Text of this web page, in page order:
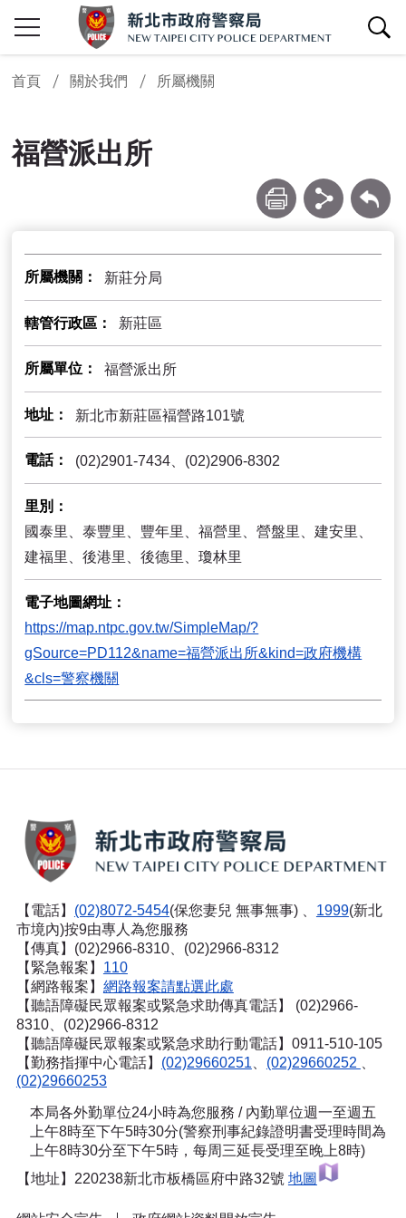
查詢區開關
首頁 關於我們 所屬機關
福營派出所
列印 分享 回上一頁
所屬機關 新莊分局
轄管行政區 新莊區
所屬單位 福營派出所
地址 新北市新莊區褔營路101號
電話 (02)2901-7434、(02)2906-8302
里別
國泰里、泰豐里、豐年里、福營里、營盤里、建安里、
建福里、後港里、後德里、瓊林里
電子地圖網址
https://map.ntpc.gov.tw/SimpleMap/?
gSource=PD112&name=福營派出所&kind=政府機構
&cls=警察機關
【電話】 (02)8072-5454(保您妻兒 無事無事) 、 1999(新北
市境內)按9由專人為您服務
【傳真】(02)2966-8310、(02)2966-8312
【緊急報案】 110
【網路報案】 網路報案請點選此處
【聽語障礙民眾報案或緊急求助傳真電話】
(02)2966-
8310、(02)2966-8312
【聽語障礙民眾報案或緊急求助行動電話】0911-510-105
【勤務指揮中心電話】 (02)29660251 (02)29660252
(02)29660253
本局各外勤單位24小時為您服務 / 內勤單位週一至週五
上午8時至下午5時30分(警察刑事紀錄證明書受理時間為
上午8時30分至下午5時，每周三延長受理至晚上8時)
【地址】220238新北市板橋區府中路32號 地圖